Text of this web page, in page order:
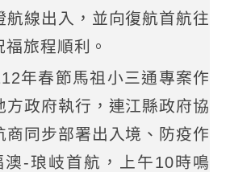
航線出入，並向復航首航往
旅程順利。
年春節馬祖小三通專案作
方政府執行，連江縣政府協
商同步部署出入境、防疫作
-琅岐首航，上午10時鳴